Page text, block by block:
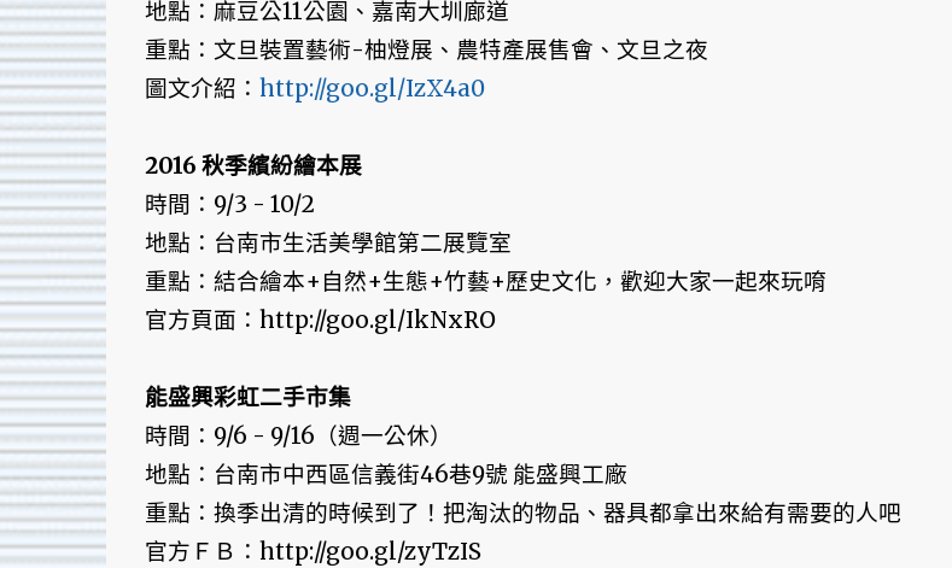
地點：麻豆公11公園、嘉南大圳廊道
重點：文旦裝置藝術-柚燈展、農特產展售會、文旦之夜
圖文介紹： http://goo.gl/IzX4a0
2016 秋季繽紛繪本展
時間：9/3 - 10/2
地點：台南市生活美學館第二展覽室
重點：結合繪本+自然+生態+竹藝+歷史文化，歡迎大家一起來玩唷
官方頁面：http://goo.gl/IkNxRO
能盛興彩虹二手市集
時間：9/6 - 9/16（週一公休）
地點：台南市中西區信義街46巷9號 能盛興工廠
重點：換季出清的時候到了！把淘汰的物品、器具都拿出來給有需要的人吧
官方ＦＢ：http://goo.gl/zyTzIS